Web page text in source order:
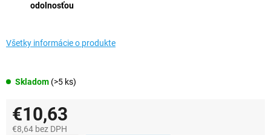
Skladom (>5 ks)
odolnosťou
Všetky informácie o produkte
€10,63
€8,64 bez DPH